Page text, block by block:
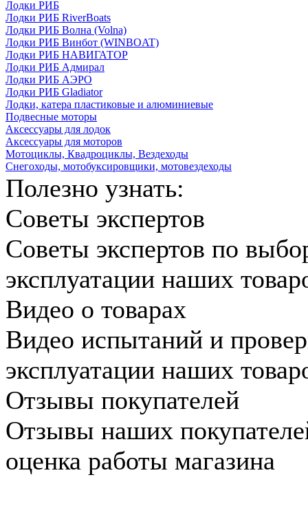
Лодки РИБ
Лодки РИБ RiverBoats
Лодки РИБ Волна (Volna)
Лодки РИБ Винбот (WINBOAT)
Лодки РИБ НАВИГАТОР
Лодки РИБ Адмирал
Лодки РИБ АЭРО
Лодки РИБ Gladiator
Лодки, катера пластиковые и алюминиевые
Подвесные моторы
Аксессуары для лодок
Аксессуары для моторов
Мотоциклы, Квадроциклы, Вездеходы
Снегоходы, мотобуксировщики, мотовездеходы
Полезно узнать:
Советы экспертов
Советы экспертов по
эксплуатации наших
Видео о товарах
Видео испытаний и
эксплуатации наших
Отзывы покупателей
Отзывы наших
оценка работы магазина